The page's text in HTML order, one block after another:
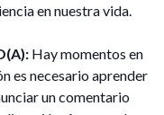
en nuestra vida.
Hay momentos en
es necesario aprender
un comentario